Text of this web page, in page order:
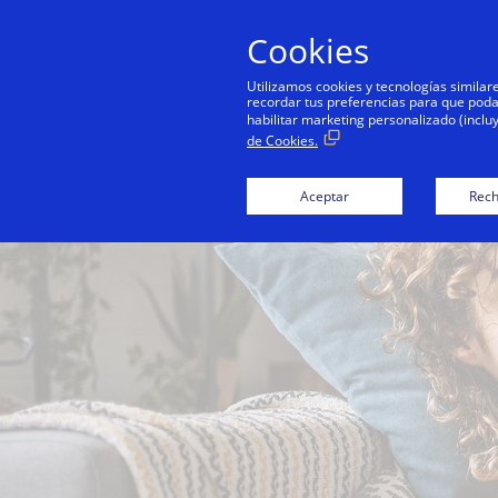
Cookies
Utilizamos cookies y tecnologías
recordar tus preferencias para que
habilitar marketing personalizado
de Cookies.
Aceptar